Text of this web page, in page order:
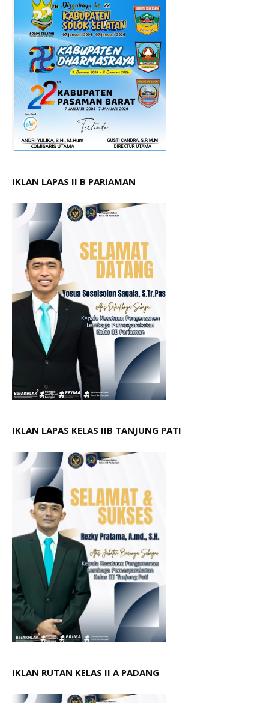
IKLAN LAPAS II B PARIAMAN
IKLAN LAPAS KELAS IIB TANJUNG PATI
IKLAN RUTAN KELAS II A PADANG